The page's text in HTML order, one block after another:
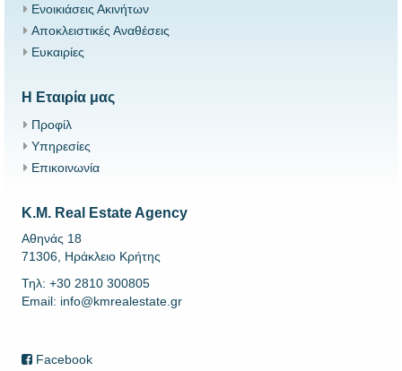
Ενοικιάσεις Ακινήτων
Αποκλειστικές Αναθέσεις
Ευκαιρίες
Η Εταιρία μας
Προφίλ
Υπηρεσίες
Επικοινωνία
K.M. Real Estate Agency
Αθηνάς 18
71306, Ηράκλειο Κρήτης
Τηλ: +30 2810 300805
Email: info@kmrealestate.gr
Facebook